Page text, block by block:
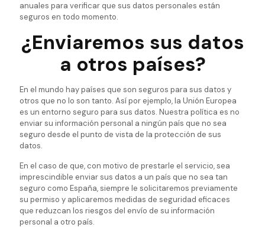
anuales para verificar que sus datos personales están
seguros en todo momento.
¿Enviaremos sus datos
a otros países?
En el mundo hay países que son seguros para sus datos y
otros que no lo son tanto. Así por ejemplo, la Unión Europea
es un entorno seguro para sus datos. Nuestra política es no
enviar su información personal a ningún país que no sea
seguro desde el punto de vista de la protección de sus
datos.
En el caso de que, con motivo de prestarle el servicio, sea
imprescindible enviar sus datos a un país que no sea tan
seguro como España, siempre le solicitaremos previamente
su permiso y aplicaremos medidas de seguridad eficaces
que reduzcan los riesgos del envío de su información
personal a otro país.